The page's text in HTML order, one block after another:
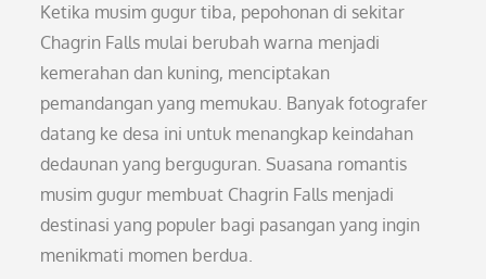
Ketika musim gugur tiba, pepohonan di sekitar
Chagrin Falls mulai berubah warna menjadi
kemerahan dan kuning, menciptakan
pemandangan yang memukau. Banyak fotografer
datang ke desa ini untuk menangkap keindahan
dedaunan yang berguguran. Suasana romantis
musim gugur membuat Chagrin Falls menjadi
destinasi yang populer bagi pasangan yang ingin
menikmati momen berdua.